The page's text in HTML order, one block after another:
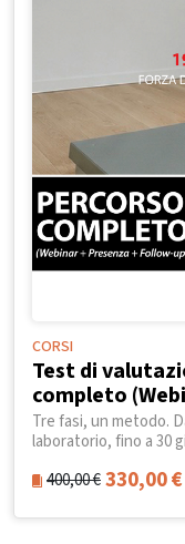
CORSI
Test di
completo
Tre fasi, un metodo.
laboratorio, fino a 30
400,00€330,00€